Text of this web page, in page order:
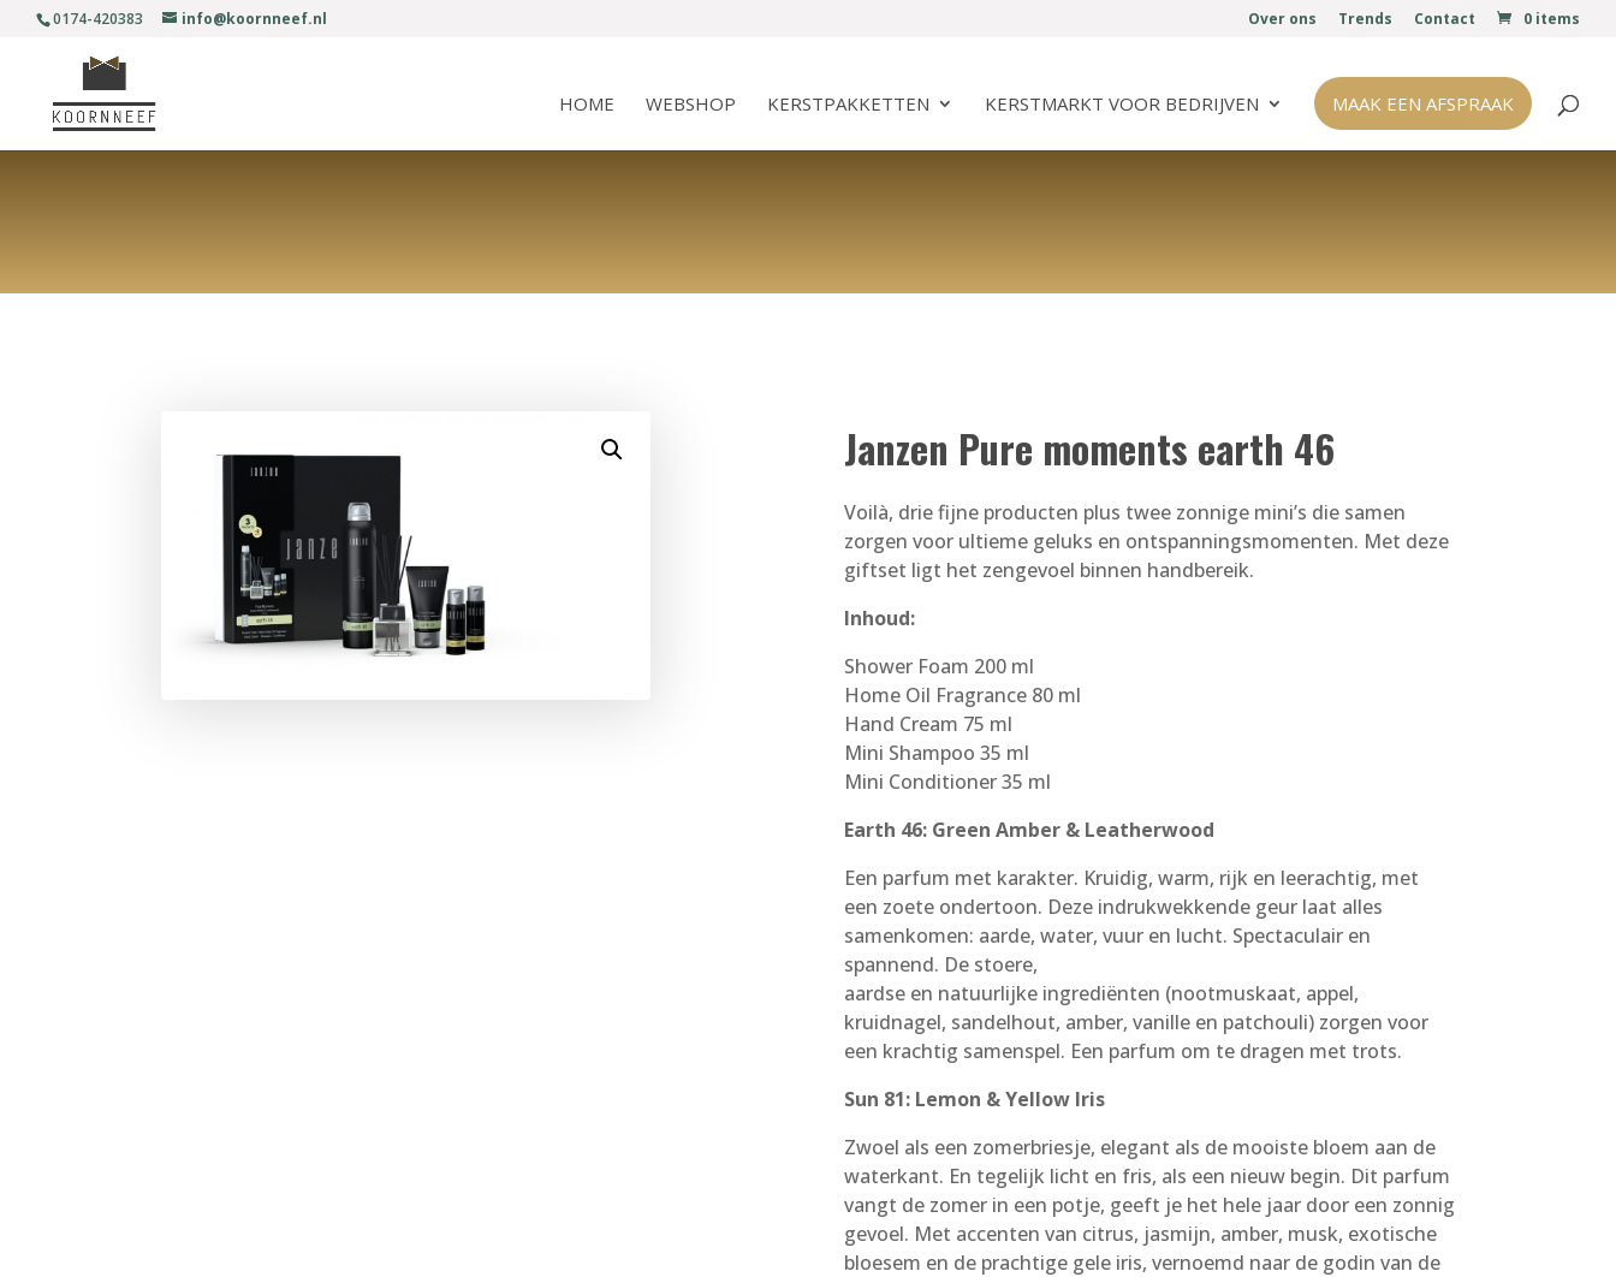
0174-420383 info@koornneef.nl Over ons Trends Contact 0 items
HOME WEBSHOP KERSTPAKKETTEN KERSTMARKT VOOR BEDRIJVEN MAAK EEN AFSPRAAK
Janzen Pure moments earth 46
Voilà, drie fijne producten plus twee zonnige mini’s die samen
zorgen voor ultieme geluks en ontspanningsmomenten. Met deze
giftset ligt het zengevoel binnen handbereik.
Inhoud:
Shower Foam 200 ml
Home Oil Fragrance 80 ml
Hand Cream 75 ml
Mini Shampoo 35 ml
Mini Conditioner 35 ml
Earth 46: Green Amber & Leatherwood
Een parfum met karakter. Kruidig, warm, rijk en leerachtig, met
een zoete ondertoon. Deze indrukwekkende geur laat alles
samenkomen: aarde, water, vuur en lucht. Spectaculair en
spannend. De stoere,
aardse en natuurlijke ingrediënten (nootmuskaat, appel,
kruidnagel, sandelhout, amber, vanille en patchouli) zorgen voor
een krachtig samenspel. Een parfum om te dragen met trots.
Sun 81: Lemon & Yellow Iris
Zwoel als een zomerbriesje, elegant als de mooiste bloem aan de
waterkant. En tegelijk licht en fris, als een nieuw begin. Dit parfum
vangt de zomer in een potje, geeft je het hele jaar door een zonnig
gevoel. Met accenten van citrus, jasmijn, amber, musk, exotische
bloesem en de prachtige gele iris, vernoemd naar de godin van de